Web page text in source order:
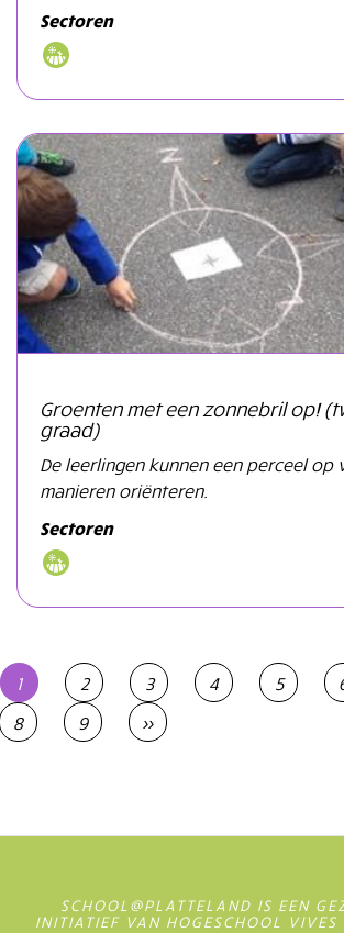
Sectoren
Groenten met een zonnebril op!
graad)
De leerlingen kunnen een perceel op
manieren oriënteren.
Sectoren
Paginatie
Huidige
pagina
1 Page
2 Page
3 Page
4 Page
5
Page
8 Page
9
Volgende
pagina
››
SCHOOL@PLATTELAND IS EEN
INITIATIEF VAN HOGESCHOOL VIVES